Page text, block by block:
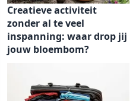
Creatieve activiteit
zonder al te veel
inspanning: waar drop jij
jouw bloembom?